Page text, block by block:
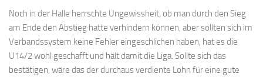
Noch in der Halle herrschte Ungewissheit, ob man durch den Sieg
am Ende den Abstieg hatte verhindern können, aber sollten sich im
Verbandssystem keine Fehler eingeschlichen haben, hat es die
U14/2 wohl geschafft und hält damit die Liga. Sollte sich das
bestätigen, wäre das der durchaus verdiente Lohn für eine gute